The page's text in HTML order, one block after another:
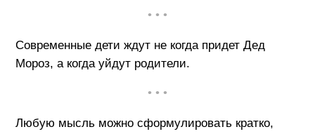
• • •
Современные дети ждут не когда придет Дед
Мороз, а когда уйдут родители.
• • •
Любую мысль можно сформулировать кратко,